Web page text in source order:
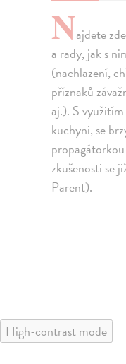
Najdete
a rady, jak s
(nachlazení,
příznaků
aj.). S
kuchyni, se
zkušenosti se
Parent).
High-contrast mode